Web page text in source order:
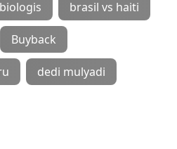
biologis brasil vs haiti
Buyback
dedi mulyadi